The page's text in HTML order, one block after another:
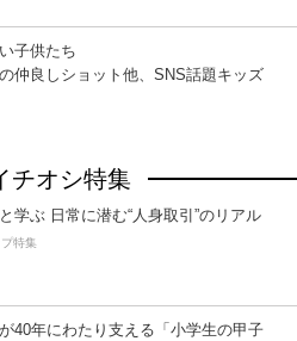
子供たち
仲良しショット他、SNS話題キッズ
チオシ特集
学ぶ 日常に潜む“人身取引”のリアル
特集
40年にわたり支える「小学生の甲子